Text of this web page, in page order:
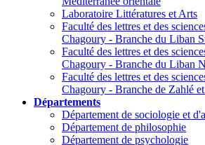
Laboratoire Littératures et Arts
Faculté des lettres et des
Chagoury - Branche du Liban
Faculté des lettres et des
Chagoury - Branche du Liban
Faculté des lettres et des
Chagoury - Branche de Zahlé
Départements
Département de sociologie et
Département de philosophie
Département de psychologie